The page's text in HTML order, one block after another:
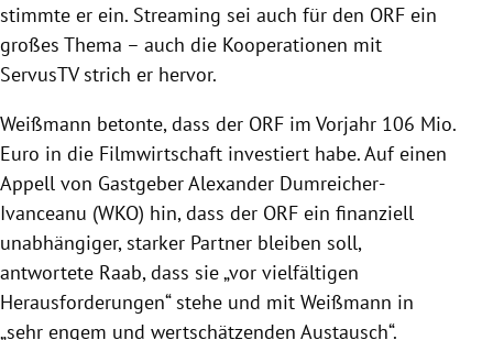
stimmte er ein. Streaming sei auch für den ORF ein
großes Thema – auch die Kooperationen mit
ServusTV strich er hervor.
Weißmann betonte, dass der ORF im Vorjahr 106 Mio.
Euro in die Filmwirtschaft investiert habe. Auf einen
Appell von Gastgeber Alexander Dumreicher-
Ivanceanu (WKO) hin, dass der ORF ein finanziell
unabhängiger, starker Partner bleiben soll,
antwortete Raab, dass sie „vor vielfältigen
Herausforderungen“ stehe und mit Weißmann in
„sehr engem und wertschätzenden Austausch“.